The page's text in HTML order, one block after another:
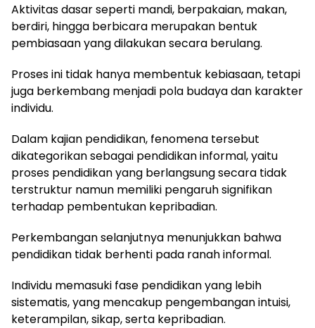
Aktivitas dasar seperti mandi, berpakaian, makan,
berdiri, hingga berbicara merupakan bentuk
pembiasaan yang dilakukan secara berulang.
Proses ini tidak hanya membentuk kebiasaan, tetapi
juga berkembang menjadi pola budaya dan karakter
individu.
Dalam kajian pendidikan, fenomena tersebut
dikategorikan sebagai pendidikan informal, yaitu
proses pendidikan yang berlangsung secara tidak
terstruktur namun memiliki pengaruh signifikan
terhadap pembentukan kepribadian.
Perkembangan selanjutnya menunjukkan bahwa
pendidikan tidak berhenti pada ranah informal.
Individu memasuki fase pendidikan yang lebih
sistematis, yang mencakup pengembangan intuisi,
keterampilan, sikap, serta kepribadian.